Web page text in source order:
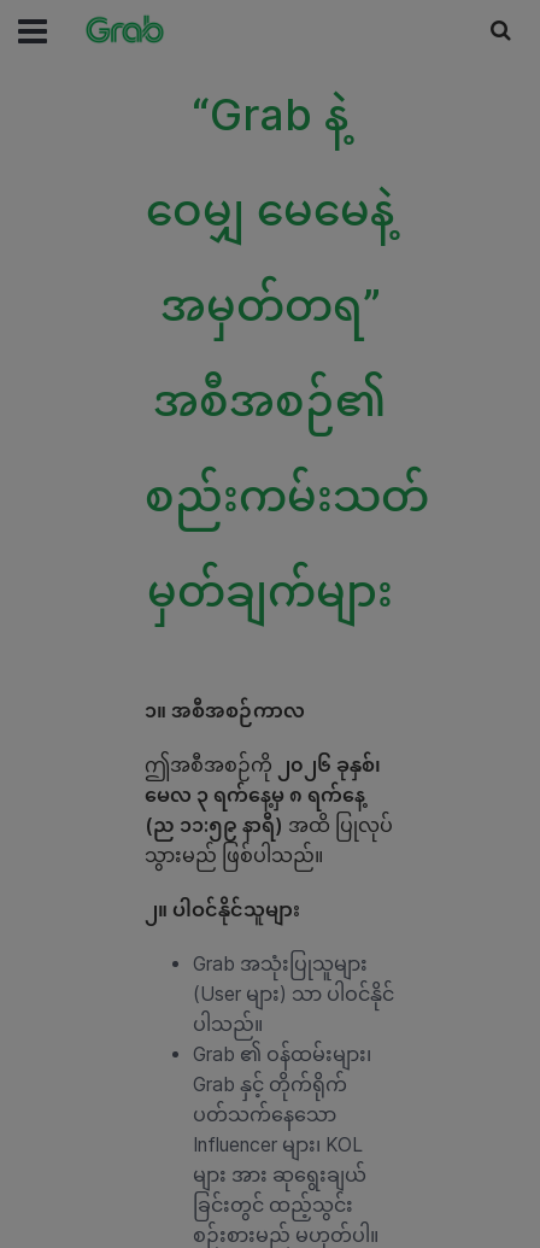
“Grab နဲ့
ဝေမျှ မေမေနဲ့
အမှတ်တရ”
အစီအစဉ်၏
စည်းကမ်းသတ်
မှတ်ချက်များ
၁။ အစီအစဉ်ကာလ
ဤအစီအစဉ်ကို
၂၀၂၆ ခုနှစ်၊
မေလ ၃ ရက်နေ့မှ ၈ ရက်နေ့
(ည ၁၁:၅၉ နာရီ) အထိ ပြုလုပ်
သွားမည် ဖြစ်ပါသည်။
၂။ ပါဝင်နိုင်သူများ
Grab အသုံးပြုသူများ
(User များ) သာ ပါဝင်နိုင်
ပါသည်။
Grab ၏ ဝန်ထမ်းများ၊
Grab နှင့် တိုက်ရိုက်
ပတ်သက်နေသော
Influencer များ၊ KOL
များ အား ဆုရွေးချယ်
ခြင်းတွင် ထည့်သွင်း
စဉ်းစားမည် မဟုတ်ပါ။